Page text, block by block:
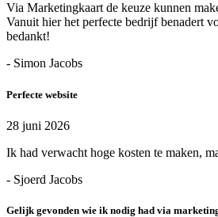
Via Marketingkaart de keuze kunnen
Vanuit hier het perfecte bedrijf benadert
bedankt!
- Simon Jacobs
Perfecte website
28 juni 2026
Ik had verwacht hoge kosten te maken,
- Sjoerd Jacobs
Gelijk gevonden wie ik nodig had via